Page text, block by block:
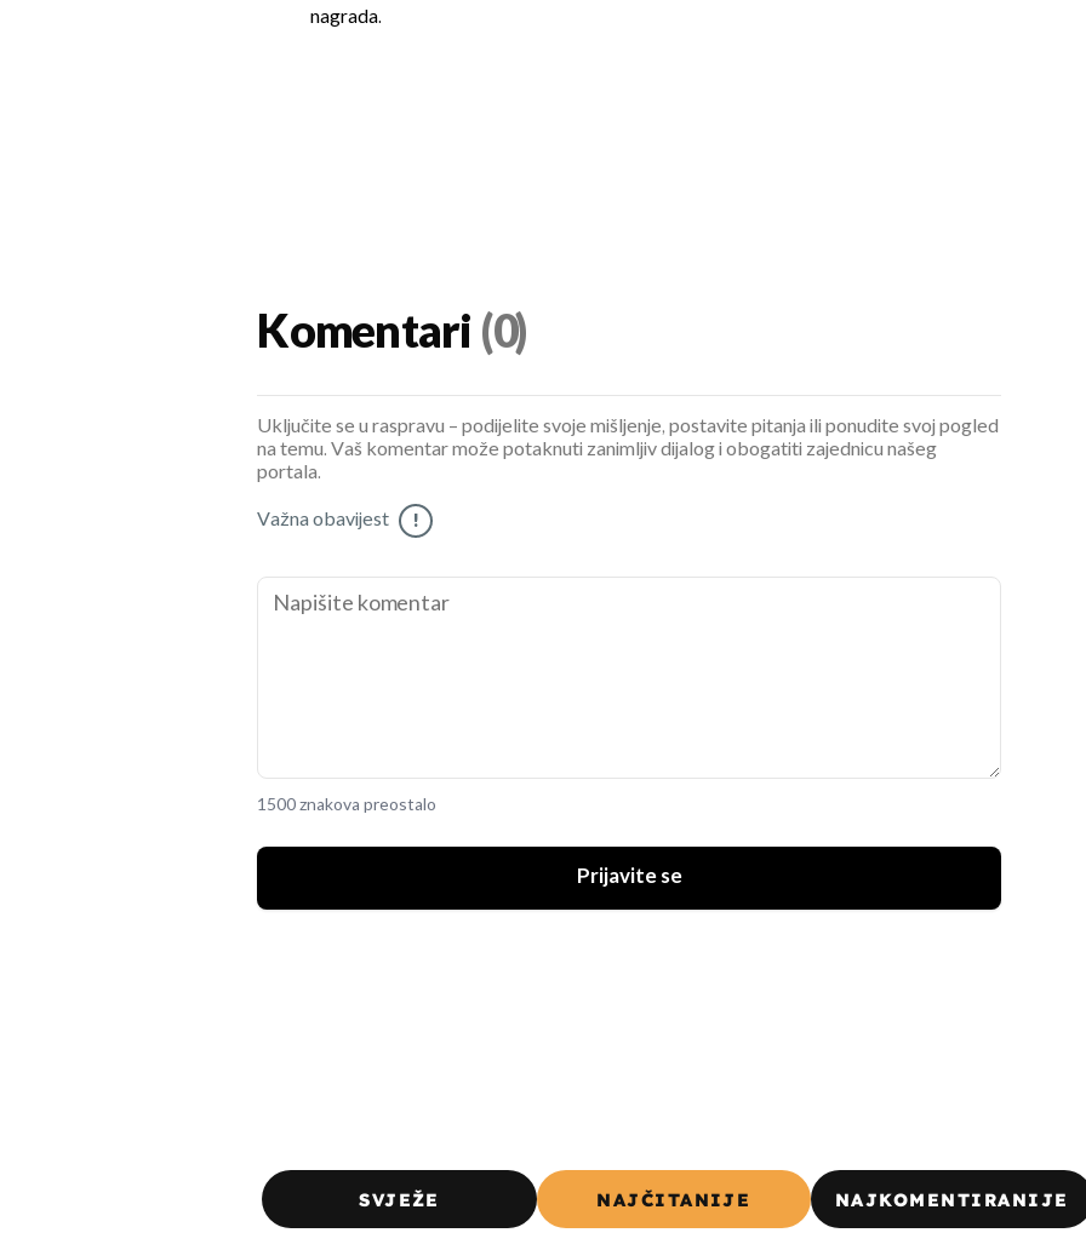
nagrada.
Komentari (0)
Uključite se u raspravu – podijelite svoje mišljenje, postavite pitanja ili ponudite svoj pogled
na temu. Vaš komentar može potaknuti zanimljiv dijalog i obogatiti zajednicu našeg
portala.
Važna obavijest !
1500 znakova preostalo
Prijavite se
SVJEŽE NAJČITANIJE NAJKOMENTIRANIJE